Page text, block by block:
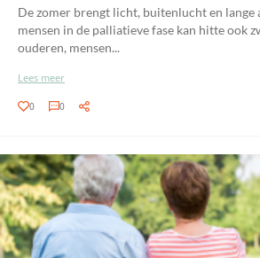
De zomer brengt licht, buitenlucht en lange
mensen in de palliatieve fase kan hitte ook
ouderen, mensen...
Lees meer
0 0